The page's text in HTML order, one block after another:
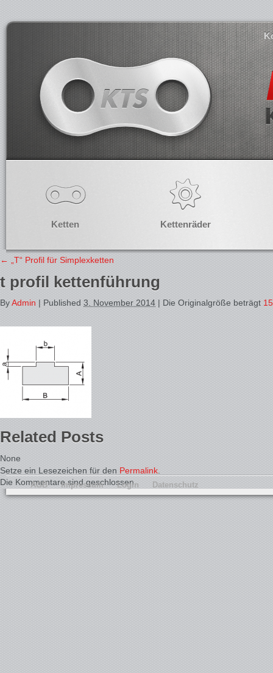
Ketten Kettenräder
← „T“ Profil für Simplexketten
t profil kettenführung
ByAdmin | Published 3. November 2014 | Die Originalgröße beträgt
Related Posts
None
Setze ein Lesezeichen für den Permalink
Die Kommentare sind geschlossen.
AGB Impressum Login Datenschutz